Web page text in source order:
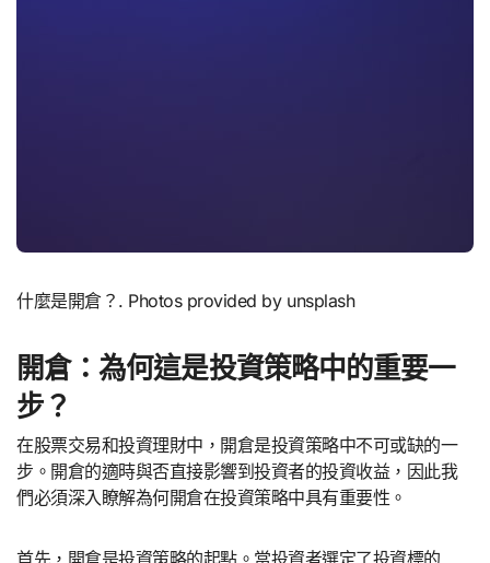
什麼是開倉？. Photos provided by unsplash
開倉：為何這是投資策略中的重要一
步？
在股票交易和投資理財中，開倉是投資策略中不可或缺的一
步。開倉的適時與否直接影響到投資者的投資收益，因此我
們必須深入瞭解為何開倉在投資策略中具有重要性。